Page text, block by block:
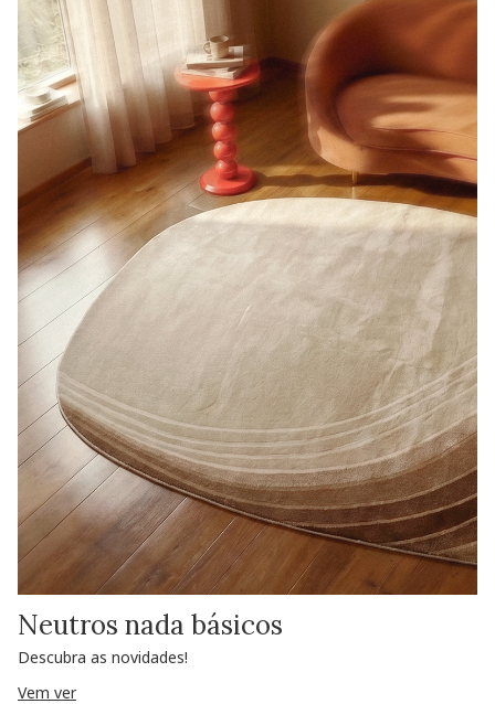
Neutros nada básicos
Descubra as novidades!
Vem ver